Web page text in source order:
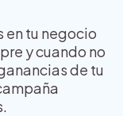
en tu negocio
y cuando no
de tu